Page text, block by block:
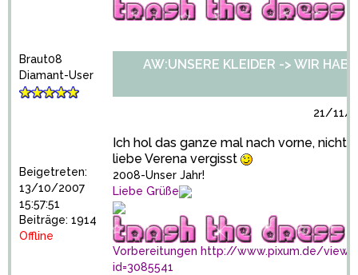
Braut08
Diamant-User
Beigetreten:
13/10/2007
15:57:51
Beiträge: 1914
Offline
AW:UNSERE KLEIDER -> WIR
21/11/
Ich hol das ganze mal nach vorne, nicht
liebe Verena vergisst
2008-Unser Jahr!
Liebe Grüße
Vorbereitungen http://www.pixum.de/
id=3085541